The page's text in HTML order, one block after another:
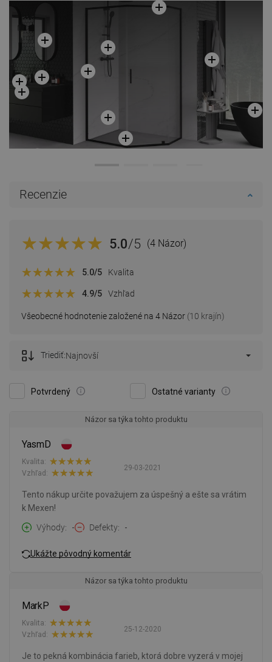
Recenzie
5.0/5 (4 Názor)
Všeobecné hodnotenie založené na 4 Názor (10 krajín)
5.0/5 Kvalita
4.9/5 Vzhľad
Potvrdený Ostatné varianty
Triediť:Najnovší
Názor sa týka tohto produktu
YasmD
29-03-2021
Kvalita:
Vzhľad:
Tento nákup určite považujem za úspešný a ešte sa vrátim
k Mexen!
Výhody
- Defekty -
Ukážte pôvodný komentár
Názor sa týka tohto produktu
MarkP
25-12-2020
Kvalita:
Vzhľad:
Je to pekná kombinácia farieb, ktorá dobre vyzerá v mojej